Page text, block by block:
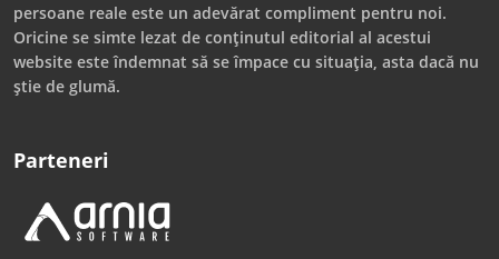
persoane reale este un adevărat compliment pentru noi.
Oricine se simte lezat de conținutul editorial al acestui
website este îndemnat să se împace cu situația, asta dacă nu
știe de glumă.
Parteneri